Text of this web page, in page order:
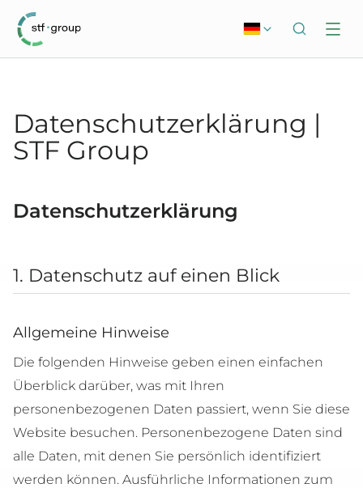
Datenschutzerklärung |
STF Group
Datenschutzerklärung
1. Datenschutz auf einen Blick
Allgemeine Hinweise
Die folgenden Hinweise geben einen einfachen
Überblick darüber, was mit Ihren
personenbezogenen Daten passiert, wenn Sie diese
Website besuchen. Personenbezogene Daten sind
alle Daten, mit denen Sie persönlich identifiziert
werden können. Ausführliche Informationen zum